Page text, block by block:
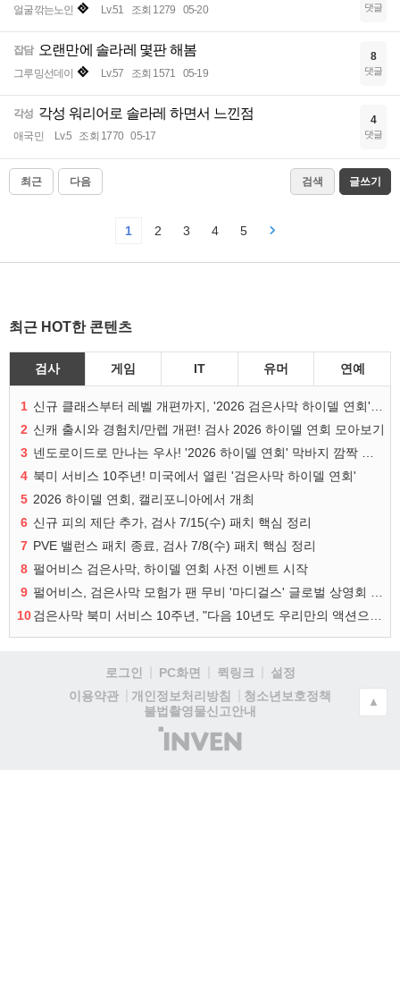
얼굴깎는노인 Lv.51 조회 1279 05-20 댓글
잡담 오랜만에 솔라레 몇판 해봄
그루밍선데이 Lv.57 조회 1571 05-19
8
댓글
각성 각성 워리어로 솔라레 하면서 느낀점
애국민 Lv.5 조회 1770 05-17
4
댓글
최근 다음 검색 글쓰기
1 2 3 4 5
최근 HOT한 콘텐츠
검사 게임 IT 유머 연예
1
2 신캐 출시와 경험치/만렙 개편! 검사 2026 하이델 연회 모아보기
3
4 북미 서비스 10주년! 미국에서 열린 '검은사막 하이델 연회'
5 2026 하이델 연회, 캘리포니아에서 개최
6 신규 피의 제단 추가, 검사 7/15(수) 패치 핵심 정리
7 PVE 밸런스 패치 종료, 검사 7/8(수) 패치 핵심 정리
8 펄어비스 검은사막, 하이델 연회 사전 이벤트 시작
9
10
로그인 PC화면 퀵링크
설정
이용약관
개인정보처리방침
청소년보호정책
불법촬영물신고안내
(주)
인
▲